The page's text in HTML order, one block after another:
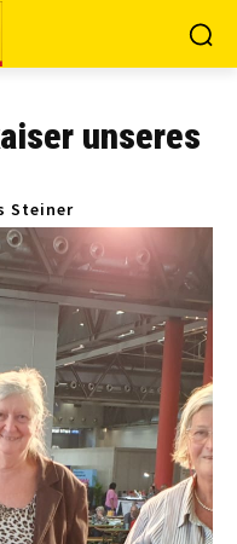
unseres
Steiner